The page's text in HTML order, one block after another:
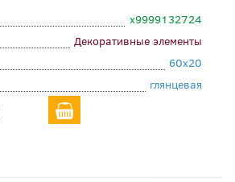
х9999132724
Декоративные элементы
60x20
глянцевая